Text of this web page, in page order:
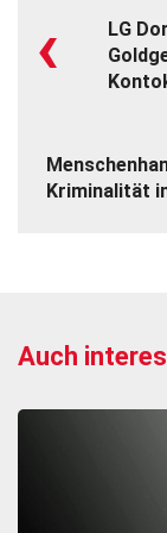
‹
LG
Kriminalität
Auch